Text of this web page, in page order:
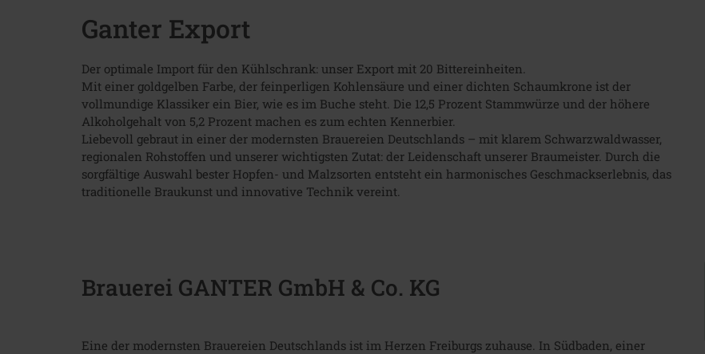
Ganter Export
Der optimale Import für den Kühlschrank: unser Export mit 20 Bittereinheiten.
Mit einer goldgelben Farbe, der feinperligen Kohlensäure und einer dichten Schaumkrone ist der
vollmundige Klassiker ein Bier, wie es im Buche steht. Die 12,5 Prozent Stammwürze und der höhere
Alkoholgehalt von 5,2 Prozent machen es zum echten Kennerbier.
Liebevoll gebraut in einer der modernsten Brauereien Deutschlands – mit klarem Schwarzwaldwasser,
regionalen Rohstoffen und unserer wichtigsten Zutat: der Leidenschaft unserer Braumeister. Durch die
sorgfältige Auswahl bester Hopfen- und Malzsorten entsteht ein harmonisches Geschmackserlebnis, das
traditionelle Braukunst und innovative Technik vereint.
Brauerei GANTER GmbH & Co. KG
Eine der modernsten Brauereien Deutschlands ist im Herzen Freiburgs zuhause. In Südbaden, einer